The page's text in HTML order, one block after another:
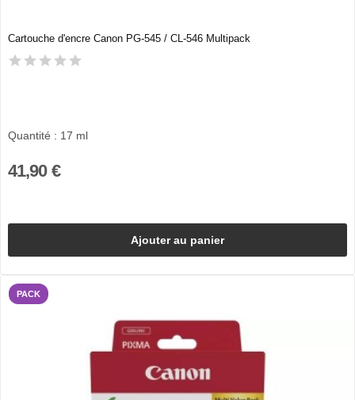
Cartouche d'encre Canon PG-545 / CL-546 Multipack
Quantité : 17 ml
41,90 €
Ajouter au panier
PACK